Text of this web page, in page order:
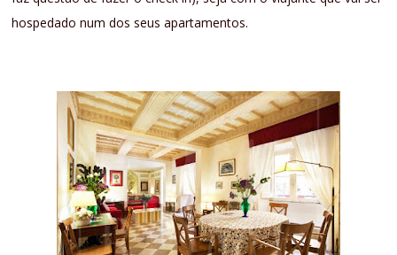
hospedado num dos seus apartamentos.